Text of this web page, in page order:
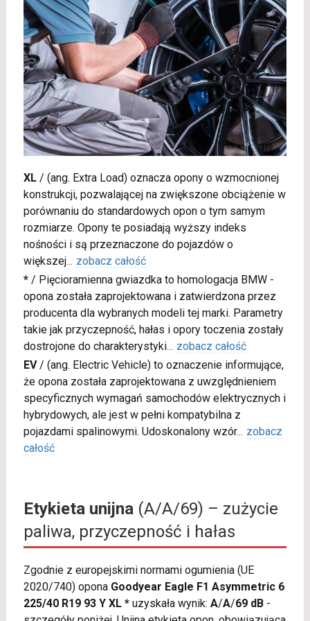
XL/ (ang. Extra Load) oznacza opony o wzmocnionej
konstrukcji, pozwalającej na zwiększone obciążenie w
porównaniu do standardowych opon o tym samym
rozmiarze. Opony te posiadają wyższy indeks
nośności i są przeznaczone do pojazdów o
większej... zobacz całość
*/ Pięcioramienna gwiazdka to homologacja BMW -
opona została zaprojektowana i zatwierdzona przez
producenta dla wybranych modeli tej marki. Parametry
takie jak przyczepność, hałas i opory toczenia zostały
dostrojone do charakterystyki... zobacz całość
EV/ (ang. Electric Vehicle) to oznaczenie informujące,
że opona została zaprojektowana z uwzględnieniem
specyficznych wymagań samochodów elektrycznych i
hybrydowych, ale jest w pełni kompatybilna z
pojazdami spalinowymi. Udoskonalony wzór... zobacz
całość
Etykieta unijna(A/A/69) – zużycie
paliwa, przyczepność i hałas
Zgodnie z europejskimi normami ogumienia (UE
2020/740) opona Goodyear Eagle F1 Asymmetric 6
225/40 R19 93 Y XL *uzyskała wynik: A/A/69 dB-